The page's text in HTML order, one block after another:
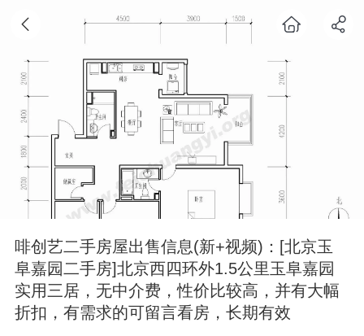
啡创艺二手房屋出售信息(新+视频)：[北京玉
阜嘉园二手房]北京西四环外1.5公里玉阜嘉园
实用三居，无中介费，性价比较高，并有大幅
折扣，有需求的可留言看房，长期有效